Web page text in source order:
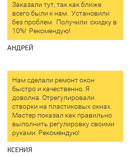
Заказали тут, так как ближе
всего были к нам. Установили
без проблем. Получили скидку в
10%! Рекомендую!
АНДРЕЙ
Нам сделали ремонт окон
быстро и качественно. Я
доволна. Отрегулировали
створки на пластиковых окнах.
Мастер показал как правильно
выполнить регулировку своими
руками. Рекомендую!
КСЕНИЯ